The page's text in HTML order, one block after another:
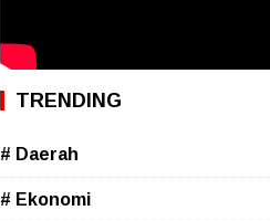
TRENDING
# Daerah
# Ekonomi